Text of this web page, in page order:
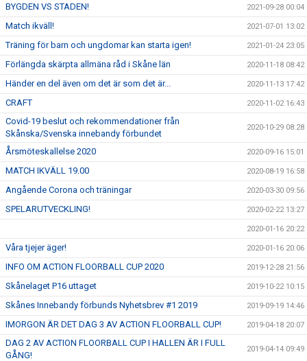
BYGDEN VS STADEN! 2021-09-28 00:04
Match ikväll! 2021-07-01 13:02
Träning för barn och ungdomar kan starta igen! 2021-01-24 23:05
Förlängda skärpta allmäna råd i Skåne län 2020-11-18 08:42
Händer en del även om det är som det är... 2020-11-13 17:42
CRAFT 2020-11-02 16:43
Covid-19 beslut och rekommendationer från
Skånska/Svenska innebandy förbundet
2020-10-29 08:28
Årsmöteskallelse 2020 2020-09-16 15:01
MATCH IKVÄLL 19.00 2020-08-19 16:58
Angående Corona och träningar 2020-03-30 09:56
SPELARUTVECKLING! 2020-02-22 13:27
2020-01-16 20:22
Våra tjejer äger! 2020-01-16 20:06
INFO OM ACTION FLOORBALL CUP 2020 2019-12-28 21:56
Skånelaget P16 uttaget 2019-10-22 10:15
Skånes Innebandy förbunds Nyhetsbrev #1 2019 2019-09-19 14:46
IMORGON ÄR DET DAG 3 AV ACTION FLOORBALL CUP! 2019-04-18 20:07
DAG 2 AV ACTION FLOORBALL CUP I HALLEN ÄR I FULL
GÅNG!
2019-04-14 09:49